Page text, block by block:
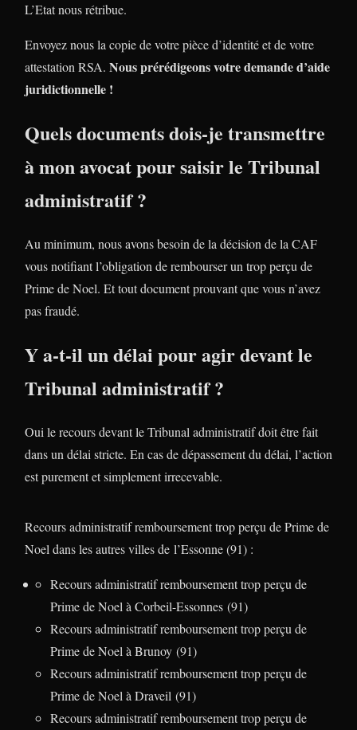
L’Etat nous rétribue.
Envoyez nous la copie de votre pièce d’identité et de votre
attestation RSA. Nous prérédigeons votre demande d’aide
juridictionnelle !
Quels documents dois-je transmettre
à mon avocat pour saisir le Tribunal
administratif ?
Au minimum, nous avons besoin de la décision de la CAF
vous notifiant l’obligation de rembourser un trop perçu de
Prime de Noel. Et tout document prouvant que vous n’avez
pas fraudé.
Y a-t-il un délai pour agir devant le
Tribunal administratif ?
Oui le recours devant le Tribunal administratif doit être fait
dans un délai stricte. En cas de dépassement du délai, l’action
est purement et simplement irrecevable.
Recours administratif remboursement trop perçu de Prime de
Noel dans les autres villes de l’Essonne (91) :
Recours administratif remboursement trop perçu de
Prime de Noel à Corbeil-Essonnes (91)
Recours administratif remboursement trop perçu de
Prime de Noel à Brunoy (91)
Recours administratif remboursement trop perçu de
Prime de Noel à Draveil (91)
Recours administratif remboursement trop perçu de